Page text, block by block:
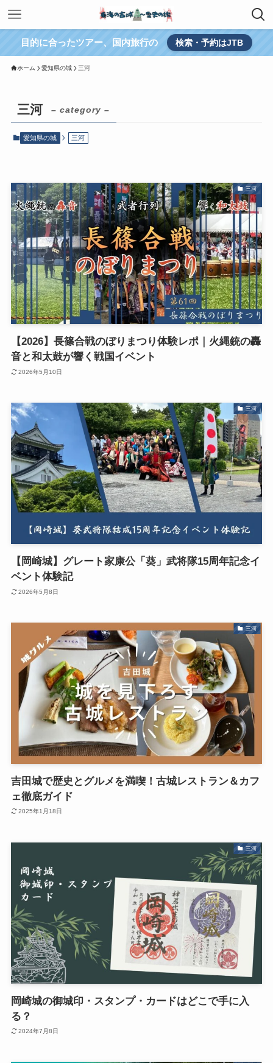
目的に合ったツアー、国内旅行の 検索・予約はJTB
ホーム 愛知県の城 三河
三河 – category –
愛知県の城 三河
三河
【2026】長篠合戦のぼりまつり体験レポ｜火縄銃の轟
音と和太鼓が響く戦国イベント
2026年5月10日
三河
【岡崎城】グレート家康公「葵」武将隊15周年記念イ
ベント体験記
2026年5月8日
三河
吉田城で歴史とグルメを満喫！古城レストラン＆カフ
ェ徹底ガイド
2025年1月18日
三河
岡崎城の御城印・スタンプ・カードはどこで手に入
る？
2024年7月8日